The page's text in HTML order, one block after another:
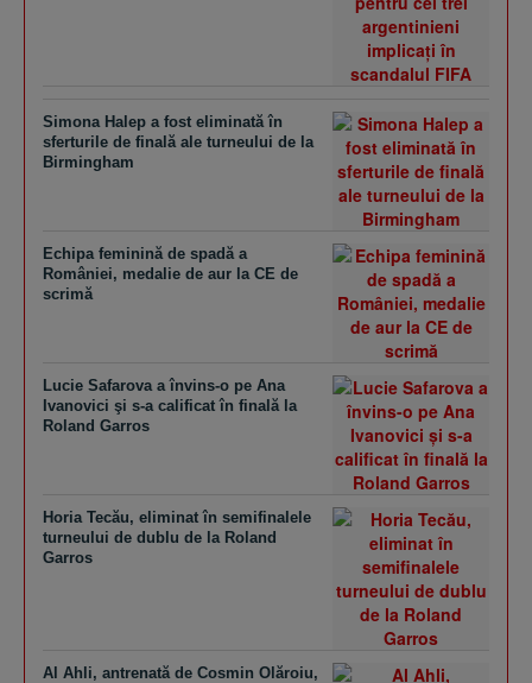
Simona Halep a fost eliminată în
sferturile de finală ale turneului de la
Birmingham
Echipa feminină de spadă a
României, medalie de aur la CE de
scrimă
Lucie Safarova a învins-o pe Ana
Ivanovici şi s-a calificat în finală la
Roland Garros
Horia Tecău, eliminat în semifinalele
turneului de dublu de la Roland
Garros
Al Ahli, antrenată de Cosmin Olăroiu,